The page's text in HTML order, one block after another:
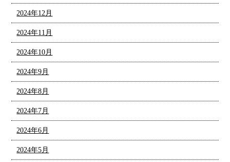
2024年12月
2024年11月
2024年10月
2024年9月
2024年8月
2024年7月
2024年6月
2024年5月